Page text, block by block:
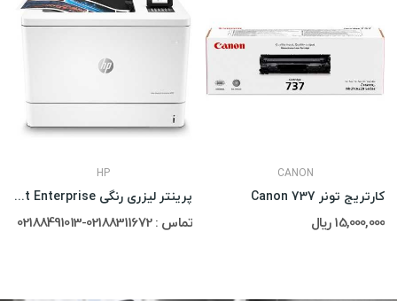
HP
پرینتر لیزری رنگی HP Color LaserJet Enterprise...
تماس : 02188311672-02188491013
CANON
کارتریج تونر Canon 737
15,000,000 ریال